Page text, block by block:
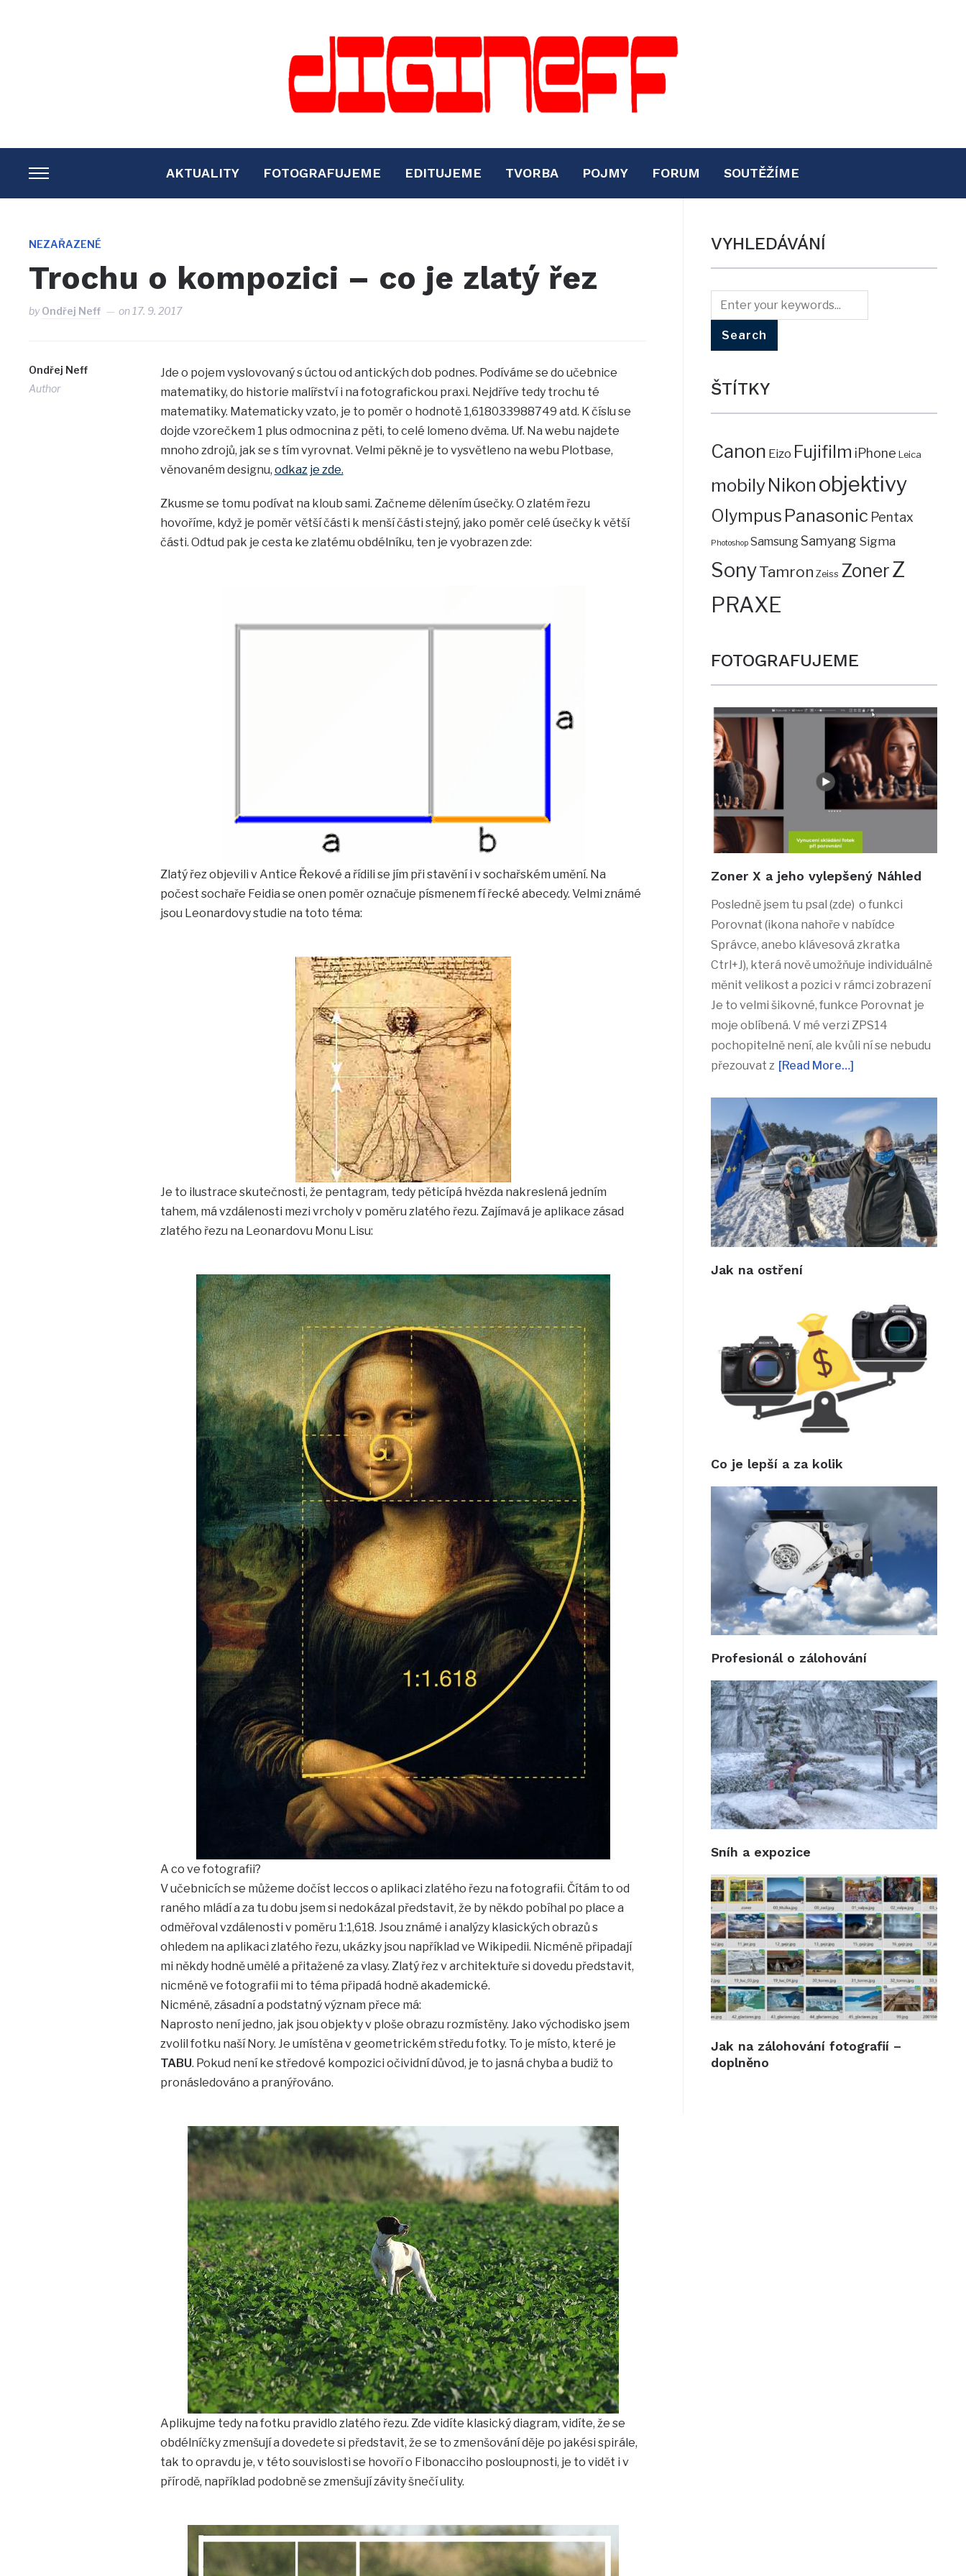
TOGGLE
SIDEBAR
NAVIGATION
AKTUALITY FOTOGRAFUJEME EDITUJEME TVORBA POJMY FORUM SOUTĚŽÍME
NEZAŘAZENÉ
Trochu o kompozici – co je zlatý řez
byOndřej Neff on 17. 9. 2017
Ondřej Neff
Author
Jde o pojem vyslovovaný s úctou od antických dob podnes. Podíváme se do učebnice
matematiky, do historie malířství i na fotografickou praxi. Nejdříve tedy trochu té
matematiky. Matematicky vzato, je to poměr o hodnotě 1,618033988749 atd. K číslu se
dojde vzorečkem 1 plus odmocnina z pěti, to celé lomeno dvěma. Uf. Na webu najdete
mnoho zdrojů, jak se s tím vyrovnat. Velmi pěkně je to vysvětleno na webu Plotbase,
věnovaném designu, odkaz je zde.
Zkusme se tomu podívat na kloub sami. Začneme dělením úsečky. O zlatém řezu
hovoříme, když je poměr větší části k menší části stejný, jako poměr celé úsečky k větší
části. Odtud pak je cesta ke zlatému obdélníku, ten je vyobrazen zde:
Zlatý řez objevili v Antice Řekové a řídili se jím při stavění i v sochařském umění. Na
počest sochaře Feidia se onen poměr označuje písmenem fí řecké abecedy. Velmi známé
jsou Leonardovy studie na toto téma:
Je to ilustrace skutečnosti, že pentagram, tedy pěticípá hvězda nakreslená jedním
tahem, má vzdálenosti mezi vrcholy v poměru zlatého řezu. Zajímavá je aplikace zásad
zlatého řezu na Leonardovu Monu Lisu:
A co ve fotografii?
V učebnicích se můžeme dočíst leccos o aplikaci zlatého řezu na fotografii. Čítám to od
raného mládí a za tu dobu jsem si nedokázal představit, že by někdo pobíhal po place a
odměřoval vzdálenosti v poměru 1:1,618. Jsou známé i analýzy klasických obrazů s
ohledem na aplikaci zlatého řezu, ukázky jsou například ve Wikipedii. Nicméně připadají
mi někdy hodně umělé a přitažené za vlasy. Zlatý řez v architektuře si dovedu představit,
nicméně ve fotografii mi to téma připadá hodně akademické.
Nicméně, zásadní a podstatný význam přece má:
Naprosto není jedno, jak jsou objekty v ploše obrazu rozmístěny. Jako východisko jsem
zvolil fotku naší Nory. Je umístěna v geometrickém středu fotky. To je místo, které je
TABU. Pokud není ke středové kompozici očividní důvod, je to jasná chyba a budiž to
pronásledováno a pranýřováno.
Aplikujme tedy na fotku pravidlo zlatého řezu. Zde vidíte klasický diagram, vidíte, že se
obdélníčky zmenšují a dovedete si představit, že se to zmenšování děje po jakési spirále,
tak to opravdu je, v této souvislosti se hovoří o Fibonacciho posloupnosti, je to vidět i v
přírodě, například podobně se zmenšují závity šnečí ulity.
VYHLEDÁVÁNÍ
ŠTÍTKY
Canon Eizo Fujifilm iPhone Leica
mobilyNikon objektivy
Olympus Panasonic Pentax
Photoshop SamsungSamyang Sigma
SonyTamron Zeiss ZonerZ
PRAXE
FOTOGRAFUJEME
Zoner X a jeho vylepšený Náhled
Posledně jsem tu psal (zde) o funkci
Porovnat (ikona nahoře v nabídce
Správce, anebo klávesová zkratka
Ctrl+J), která nově umožňuje individuálně
měnit velikost a pozici v rámci zobrazení
Je to velmi šikovné, funkce Porovnat je
moje oblíbená. V mé verzi ZPS14
pochopitelně není, ale kvůli ní se nebudu
přezouvat z [Read More…]
Jak na ostření
Co je lepší a za kolik
Profesionál o zálohování
Sníh a expozice
Jak na zálohování fotografií –
doplněno